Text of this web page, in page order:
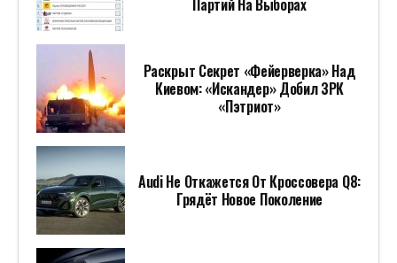
Партий На Выборах
Раскрыт Секрет «фейерверка» Над
Киевом: «Искандер» Добил ЗРК
«Пэтриот»
Audi Не Откажется От Кроссовера Q8:
Грядёт Новое Поколение